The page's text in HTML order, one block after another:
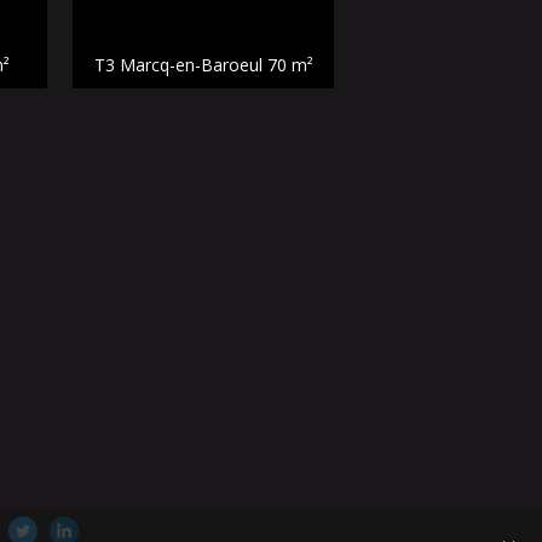
T3 Marcq-en-Baroeul 70 m²